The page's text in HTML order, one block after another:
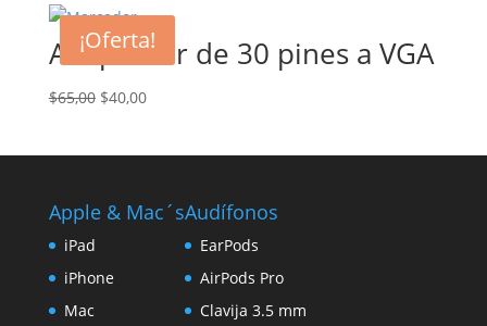
era:
$35,00.
es:
$20,00.
¡Oferta!
Adaptador de 30 pines a VGA
$65,00 El
$40,00El
Apple & Mac´s
iPad
iPhone
Mac
Audífonos
EarPods
AirPods Pro
Clavija 3.5 mm